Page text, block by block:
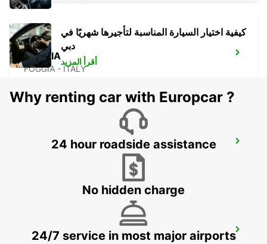
FOGGIA
FOGGIA - ITALY
LATINA
VASTO
كيفية اختيار السيارة المناسبة لتأجيرها شهريًا في
دبي
أقرأ المزيد
Why renting car with Europcar ?
24 hour roadside assistance
No hidden charge
24/7 service in most major airports